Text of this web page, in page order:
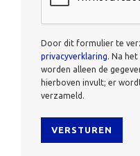
Door dit formulier te
privacyverklaring. Na
worden alleen de
hierboven invult; er
verzameld.